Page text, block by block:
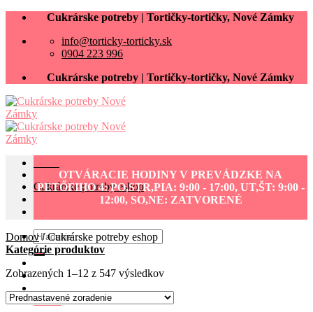
Skip
content
Cukrárske potreby | Tortičky-tortičky, Nové Zámky
info@torticky-torticky.sk
0904 223 996
Cukrárske potreby | Tortičky-tortičky, Nové Zámky
Cukrárske potreby eshop
Darčekové poukážky
Hľadať:
0.00€
OTVÁRACIE HODINY V PREVÁDZKE NA
PETŐFIHO 4: PO,STR,PIA: 9:00 - 17:00, UT,ŠT: 9:00 -
12:00, SO,NE: ZATVORENÉ
Domov /Cukrárske potreby eshop
Kategórie produktov
Zobrazených 1–12 z 547 výsledkov